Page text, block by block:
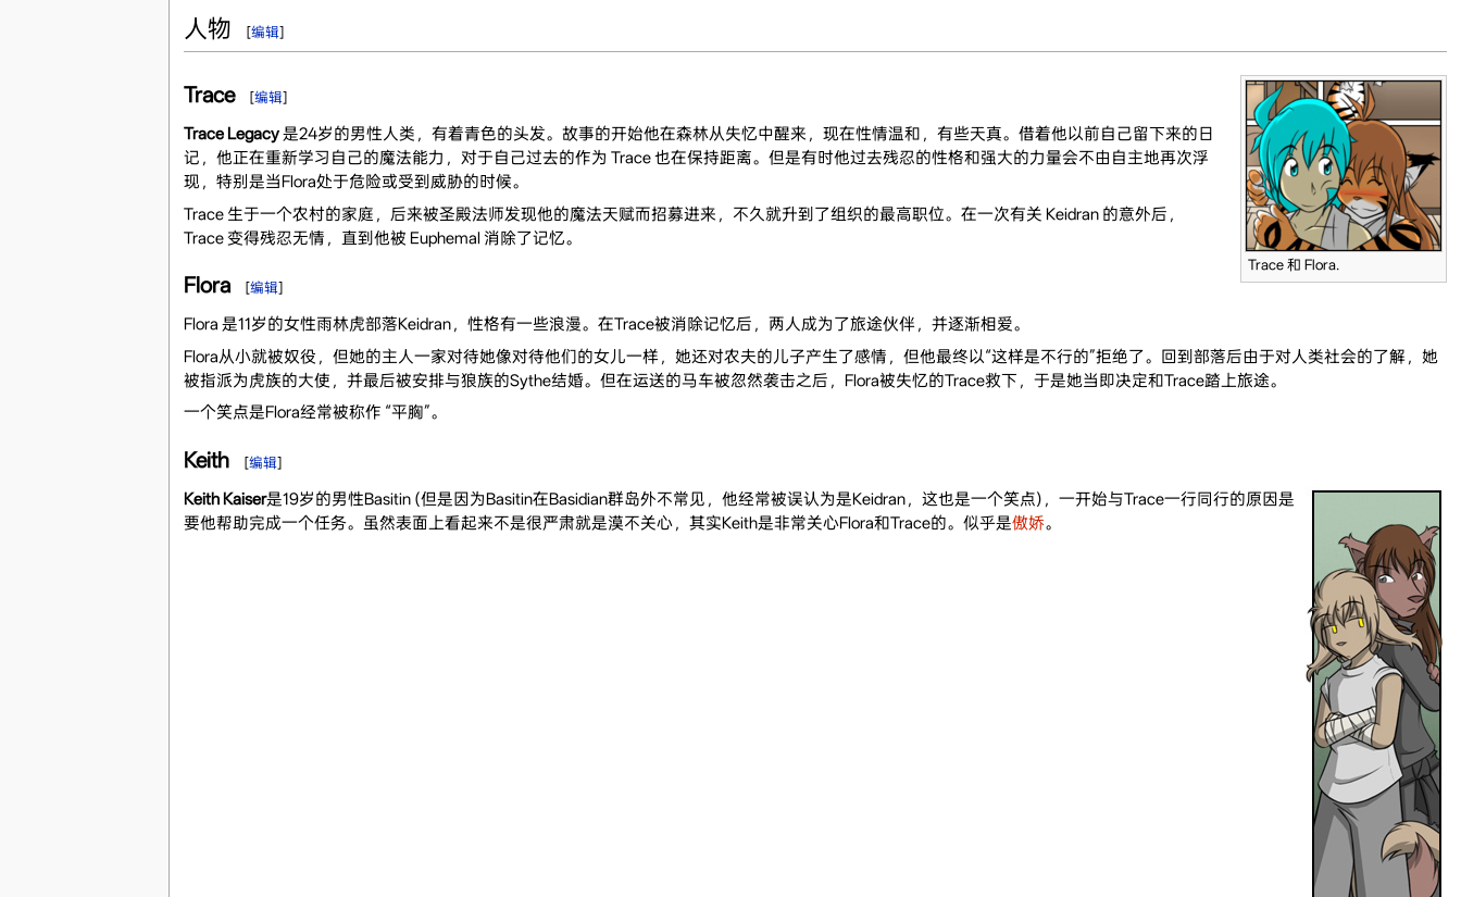
人物 [编辑]
Trace 和 Flora.
Trace [编辑]
Trace Legacy是24岁的男性人类，有着青色的头发。故事的开始他在森林从失忆中醒来，现在性情温和，有些天真。借着他以前自己留下来的日
记，他正在重新学习自己的魔法能力，对于自己过去的作为 Trace 也在保持距离。但是有时他过去残忍的性格和强大的力量会不由自主地再次浮
现，特别是当Flora处于危险或受到威胁的时候。
Trace 生于一个农村的家庭，后来被圣殿法师发现他的魔法天赋而招募进来，不久就升到了组织的最高职位。在一次有关 Keidran 的意外后，
Trace 变得残忍无情，直到他被 Euphemal 消除了记忆。
Flora [编辑]
Flora 是11岁的女性雨林虎部落Keidran，性格有一些浪漫。在Trace被消除记忆后，两人成为了旅途伙伴，并逐渐相爱。
Flora从小就被奴役，但她的主人一家对待她像对待他们的女儿一样，她还对农夫的儿子产生了感情，但他最终以“这样是不行的”拒绝了。回到部落后由于对人类社会的了解，她
被指派为虎族的大使，并最后被安排与狼族的Sythe结婚。但在运送的马车被忽然袭击之后，Flora被失忆的Trace救下，于是她当即决定和Trace踏上旅途。
一个笑点是Flora经常被称作 “平胸”。
Keith [编辑]
Keith Kaiser是19岁的男性Basitin (但是因为Basitin在Basidian群岛外不常见，他经常被误认为是Keidran，这也是一个笑点)，一开始与Trace一行同行的原因是
要他帮助完成一个任务。虽然表面上看起来不是很严肃就是漠不关心，其实Keith是非常关心Flora和Trace的。似乎是傲娇。